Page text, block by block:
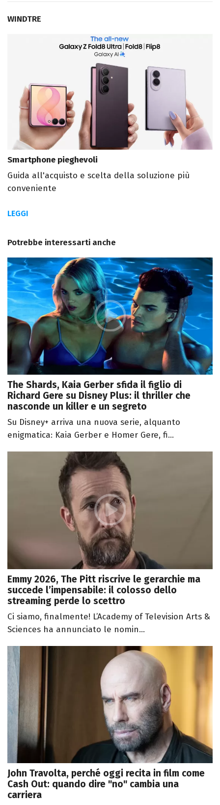
WINDTRE
Smartphone pieghevoli
Guida all'acquisto e scelta della soluzione più
conveniente
LEGGI
Potrebbe interessarti anche
The Shards, Kaia Gerber sfida il figlio di
Richard Gere su Disney Plus: il thriller che
nasconde un killer e un segreto
Su Disney+ arriva una nuova serie, alquanto
enigmatica: Kaia Gerber e Homer Gere, fi...
Emmy 2026, The Pitt riscrive le gerarchie ma
succede l’impensabile: il colosso dello
streaming perde lo scettro
Ci siamo, finalmente! L’Academy of Television Arts &
Sciences ha annunciato le nomin...
John Travolta, perché oggi recita in film come
Cash Out: quando dire "no" cambia una
carriera